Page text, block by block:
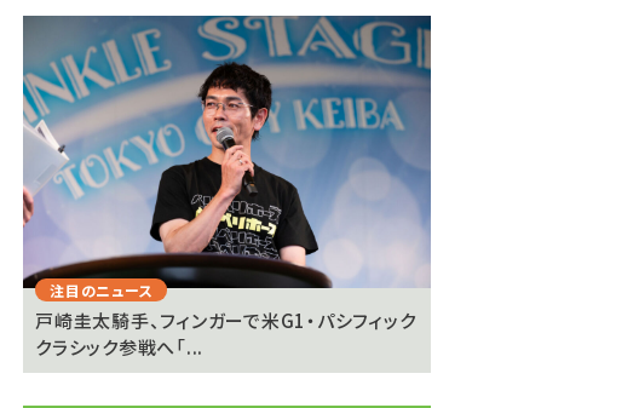
目
ニ
ュ
ー
ス
注目のニュース
戸崎圭太騎手、フィンガーで米G1・パシフィック
クラシック参戦へ「...